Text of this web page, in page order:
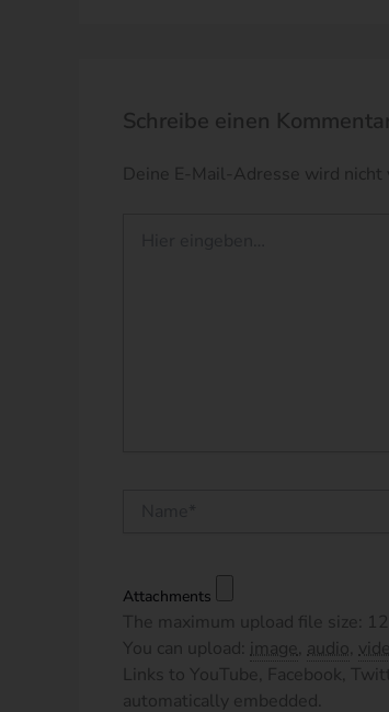
Schreibe einen
Deine E-Mail-Adresse wird
Attachments
The maximum upload file size:
You can upload: image, audio,
Links to YouTube, Facebook,
automatically embedded.